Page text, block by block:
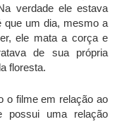
verdade ele estava
que um dia, mesmo a
ele mata a corça e
de sua própria
floresta.
o filme em relação ao
possui uma relação